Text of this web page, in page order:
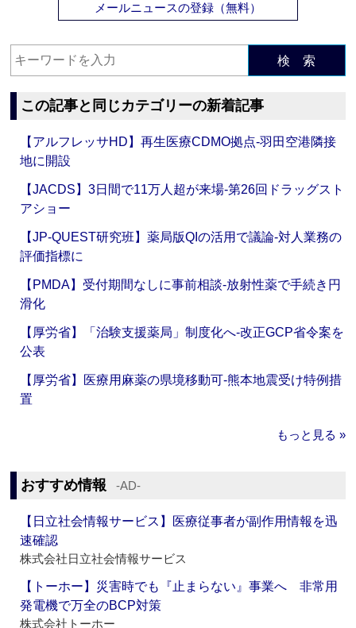
メールニュースの登録（無料）
検 索
この記事と同じカテゴリーの新着記事
【アルフレッサHD】再生医療CDMO拠点‐羽田空港隣接
地に開設
【JACDS】3日間で11万人超が来場‐第26回ドラッグスト
アショー
【JP-QUEST研究班】薬局版QIの活用で議論‐対人業務の
評価指標に
【PMDA】受付期間なしに事前相談‐放射性薬で手続き円
滑化
【厚労省】「治験支援薬局」制度化へ‐改正GCP省令案を
公表
【厚労省】医療用麻薬の県境移動可‐熊本地震受け特例措
置
もっと見る »
おすすめ情報 ‐AD‐
【日立社会情報サービス】医療従事者が副作用情報を迅
速確認
株式会社日立社会情報サービス
【トーホー】災害時でも『止まらない』事業へ 非常用
発電機で万全のBCP対策
株式会社トーホー